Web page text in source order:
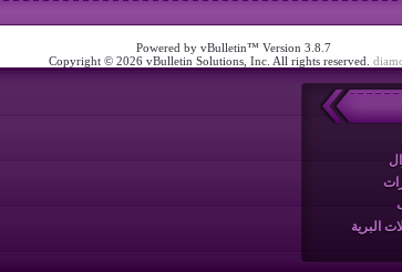
Powered by vBulletin™ Version 3.8.7
Copyright © 2026 vBulletin Solutions, Inc. All rights reserved.
البرية